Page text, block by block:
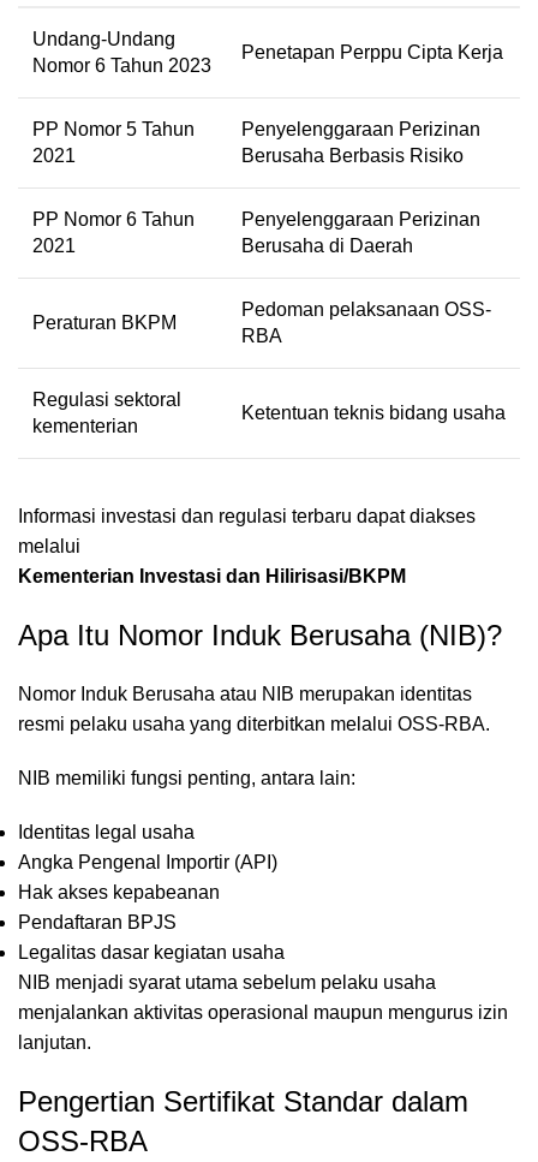
Undang-Undang
Nomor 6 Tahun 2023
Penetapan Perppu Cipta Kerja
PP Nomor 5 Tahun
2021
Penyelenggaraan Perizinan
Berusaha Berbasis Risiko
PP Nomor 6 Tahun
2021
Penyelenggaraan Perizinan
Berusaha di Daerah
Peraturan BKPM
Pedoman pelaksanaan OSS-
RBA
Regulasi sektoral
kementerian
Ketentuan teknis bidang usaha
Informasi investasi dan regulasi terbaru dapat diakses
melalui
Kementerian Investasi dan Hilirisasi/BKPM
Apa Itu Nomor Induk Berusaha (NIB)?
Nomor Induk Berusaha atau NIB merupakan identitas
resmi pelaku usaha yang diterbitkan melalui OSS-RBA.
NIB memiliki fungsi penting, antara lain:
Identitas legal usaha
Angka Pengenal Importir (API)
Hak akses kepabeanan
Pendaftaran BPJS
Legalitas dasar kegiatan usaha
NIB menjadi syarat utama sebelum pelaku usaha
menjalankan aktivitas operasional maupun mengurus izin
lanjutan.
Pengertian Sertifikat Standar dalam
OSS-RBA